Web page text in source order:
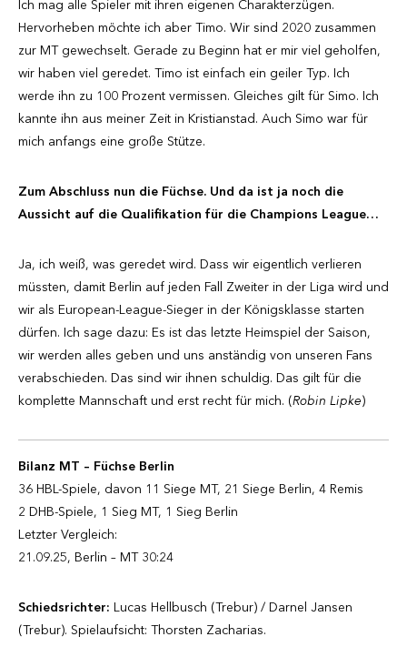
Ich mag alle Spieler mit ihren eigenen Charakterzügen.
Hervorheben möchte ich aber Timo. Wir sind 2020 zusammen
zur MT gewechselt. Gerade zu Beginn hat er mir viel geholfen,
wir haben viel geredet. Timo ist einfach ein geiler Typ. Ich
werde ihn zu 100 Prozent vermissen. Gleiches gilt für Simo. Ich
kannte ihn aus meiner Zeit in Kristianstad. Auch Simo war für
mich anfangs eine große Stütze.
Zum Abschluss nun die Füchse. Und da ist ja noch die
Aussicht auf die Qualifikation für die Champions League…
Ja, ich weiß, was geredet wird. Dass wir eigentlich verlieren
müssten, damit Berlin auf jeden Fall Zweiter in der Liga wird und
wir als European-League-Sieger in der Königsklasse starten
dürfen. Ich sage dazu: Es ist das letzte Heimspiel der Saison,
wir werden alles geben und uns anständig von unseren Fans
verabschieden. Das sind wir ihnen schuldig. Das gilt für die
komplette Mannschaft und erst recht für mich. (Robin Lipke)
Bilanz MT – Füchse Berlin
36 HBL-Spiele, davon 11 Siege MT, 21 Siege Berlin, 4 Remis
2 DHB-Spiele, 1 Sieg MT, 1 Sieg Berlin
Letzter Vergleich:
21.09.25, Berlin – MT 30:24
Schiedsrichter: Lucas Hellbusch (Trebur) / Darnel Jansen
(Trebur). Spielaufsicht: Thorsten Zacharias.